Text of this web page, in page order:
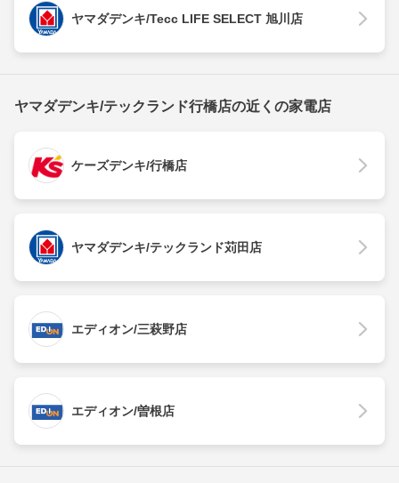
ヤマダデンキ/Tecc LIFE SELECT 旭川店
ヤマダデンキ/テックランド行橋店の近くの家電店
ケーズデンキ/行橋店
ヤマダデンキ/テックランド苅田店
エディオン/三萩野店
エディオン/曽根店